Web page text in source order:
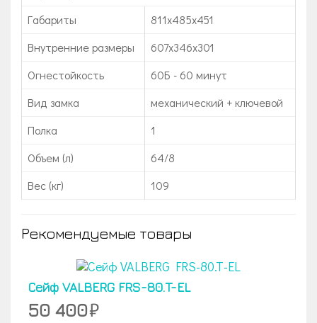
Габариты
811x485x451
Внутренние размеры
607x346x301
Огнестойкость
60Б - 60 минут
Вид замка
механический + ключевой
Полка
1
Объем (л)
64/8
Вес (кг)
109
Рекомендуемые товары
Сейф VALBERG FRS-80.T-EL
50 400